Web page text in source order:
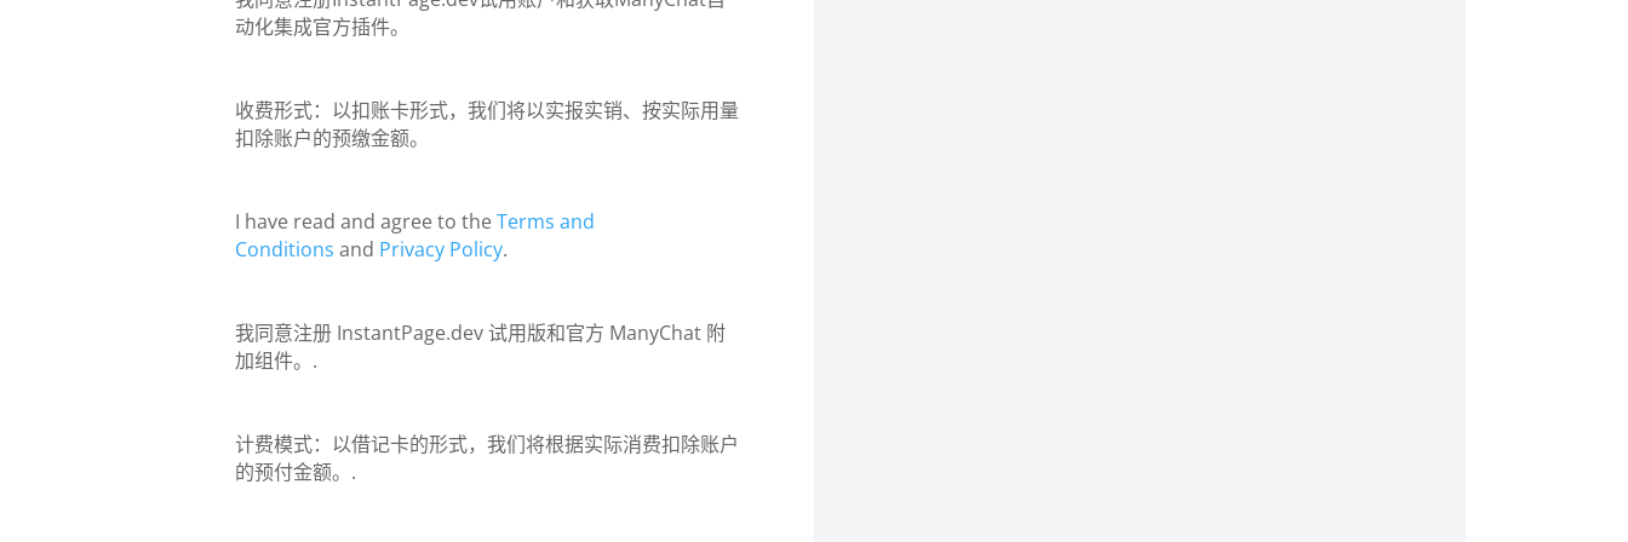
动化集成官方插件。
收费形式：以扣账卡形式，我们将以实报实销、按实际用量
扣除账户的预缴金额。
I have read and agree to theTerms and
Conditions and Privacy Policy.
我同意注册 InstantPage.dev 试用版和官方 ManyChat 附
加组件。.
计费模式：以借记卡的形式，我们将根据实际消费扣除账户
的预付金额。.